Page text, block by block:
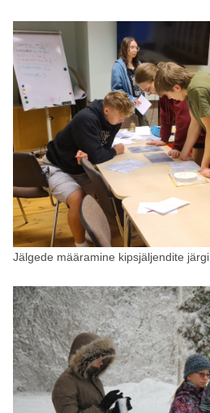
Jälgede määramine kipsjäljendite järgi